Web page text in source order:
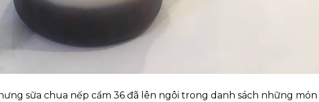
sữa chua nếp cẩm 36 đã lên ngôi trong danh sách những món